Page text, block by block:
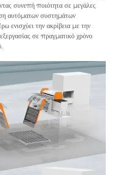
συνεπή ποιότητα σε μεγάλες
αυτόματων συστημάτων
ενισχύει την ακρίβεια με την
σε πραγματικό χρόνο